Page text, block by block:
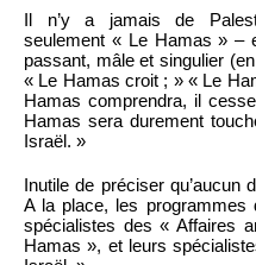
Il n’y a jamais de
seulement « Le Hamas » –
passant, mâle et singulier
« Le Hamas croit ; » « Le
Hamas comprendra, il
Hamas sera durement
Israël. »
Inutile de préciser qu’aucun
A la place, les programmes
spécialistes des « Affaires
Hamas », et leurs